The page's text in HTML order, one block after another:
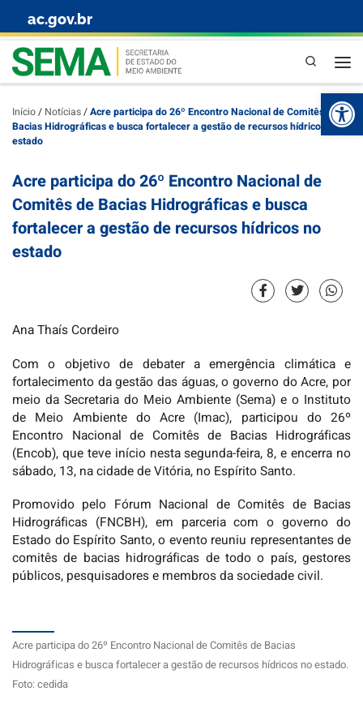
Skip to content
ac.gov.br
Pesquisa
Início/ Notícias/Acre participa do 26º Encontro Nacional de Comitês de
Bacias Hidrográficas e busca fortalecer a gestão de recursos hídricos no
estado
Acre participa do 26º Encontro Nacional de
Comitês de Bacias Hidrográficas e busca
fortalecer a gestão de recursos hídricos no
estado
Ana Thaís Cordeiro
Com o objetivo de debater a emergência climática e
fortalecimento da gestão das águas, o governo do Acre, por
meio da Secretaria do Meio Ambiente (Sema) e o Instituto
de Meio Ambiente do Acre (Imac), participou do 26º
Encontro Nacional de Comitês de Bacias Hidrográficas
(Encob), que teve início nesta segunda-feira, 8, e encerra no
sábado, 13, na cidade de Vitória, no Espírito Santo.
Promovido pelo Fórum Nacional de Comitês de Bacias
Hidrográficas (FNCBH), em parceria com o governo do
Estado do Espírito Santo, o evento reuniu representantes de
comitês de bacias hidrográficas de todo o país, gestores
públicos, pesquisadores e membros da sociedade civil.
Acre participa do 26º Encontro Nacional de Comitês de Bacias
Hidrográficas e busca fortalecer a gestão de recursos hídricos no estado.
Foto: cedida